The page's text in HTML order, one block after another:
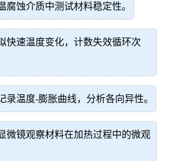
腐蚀介质中测试材料稳定性。
快速温度变化，计数失效循环次
录温度-膨胀曲线，分析各向异性。
微镜观察材料在加热过程中的微观